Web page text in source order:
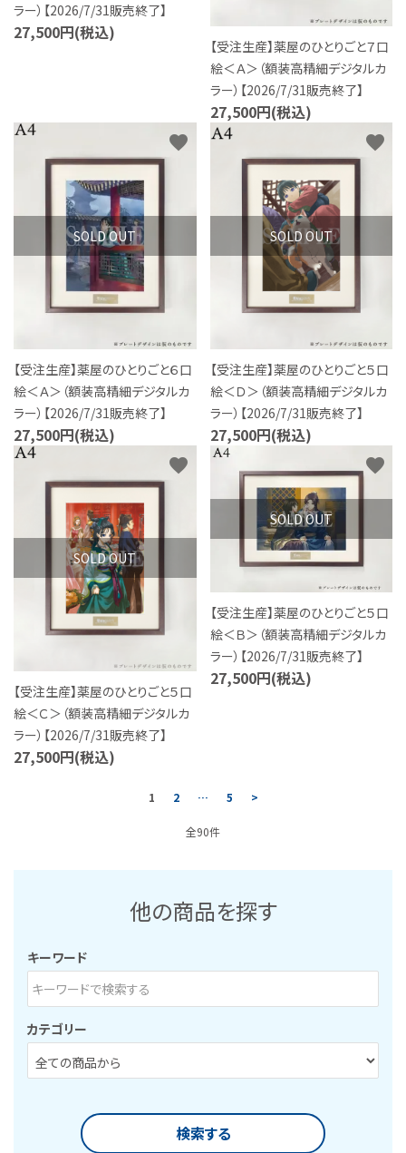
ラー）【2026/7/31販売終了】
27,500円(税込)
【受注生産】薬屋のひとりごと７口
絵＜Ａ＞（額装高精細デジタルカ
ラー）【2026/7/31販売終了】
27,500円(税込)
SOLD OUT
【受注生産】薬屋のひとりごと６口
絵＜Ａ＞（額装高精細デジタルカ
ラー）【2026/7/31販売終了】
27,500円(税込)
favorite
SOLD OUT
【受注生産】薬屋のひとりごと５口
絵＜Ｄ＞（額装高精細デジタルカ
ラー）【2026/7/31販売終了】
27,500円(税込)
favorite
SOLD OUT
【受注生産】薬屋のひとりごと５口
絵＜Ｃ＞（額装高精細デジタルカ
ラー）【2026/7/31販売終了】
27,500円(税込)
favorite
SOLD OUT
【受注生産】薬屋のひとりごと５口
絵＜Ｂ＞（額装高精細デジタルカ
ラー）【2026/7/31販売終了】
27,500円(税込)
favorite
1 2 … 5 >
全90件
他の商品を探す
キーワード
カテゴリー
検索する